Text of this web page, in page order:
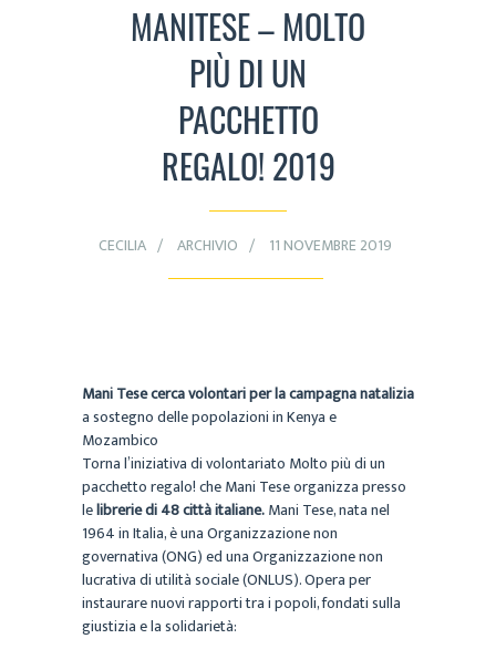
MANITESE – MOLTO
PIÙ DI UN
PACCHETTO
REGALO! 2019
CECILIA ARCHIVIO 11 NOVEMBRE 2019
Mani Tese cerca volontari per la campagna natalizia
a sostegno delle popolazioni in Kenya e
Mozambico
Torna l’iniziativa di volontariato Molto più di un
pacchetto regalo! che Mani Tese organizza presso
lelibrerie di 48 città italiane.Mani Tese, nata nel
1964 in Italia, è una Organizzazione non
governativa (ONG) ed una Organizzazione non
lucrativa di utilità sociale (ONLUS). Opera per
instaurare nuovi rapporti tra i popoli, fondati sulla
giustizia e la solidarietà: